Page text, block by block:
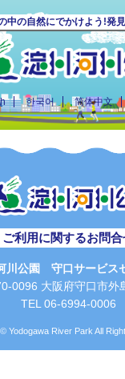
中の自然にでかけよう!発
한국어 简体中文
ご利用に関するお問合
川公園 守口サービス
0096 大阪府守口市外
TEL 06-6994-0006
Yodogawa River Park All